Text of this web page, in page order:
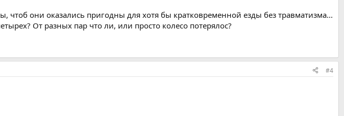
они оказались пригодны для хотя бы кратковременной езды без травматизма...
От разных пар что ли, или просто колесо потерялос?
#4